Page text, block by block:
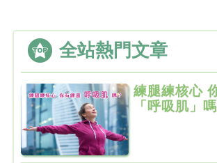
全站熱門文章
練腿練核心
「呼吸肌」嗎